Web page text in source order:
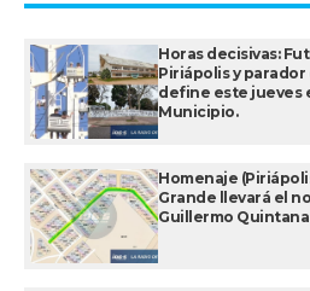
Horas decisivas:
Piriápolis y parador
define este jueves
Municipio.
Homenaje
Grande llevará el
Guillermo Quintana